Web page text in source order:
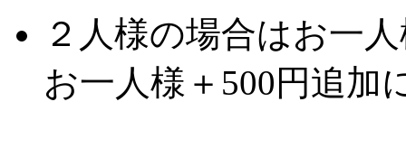
２人様の場合はお一
お一人様＋500円追加